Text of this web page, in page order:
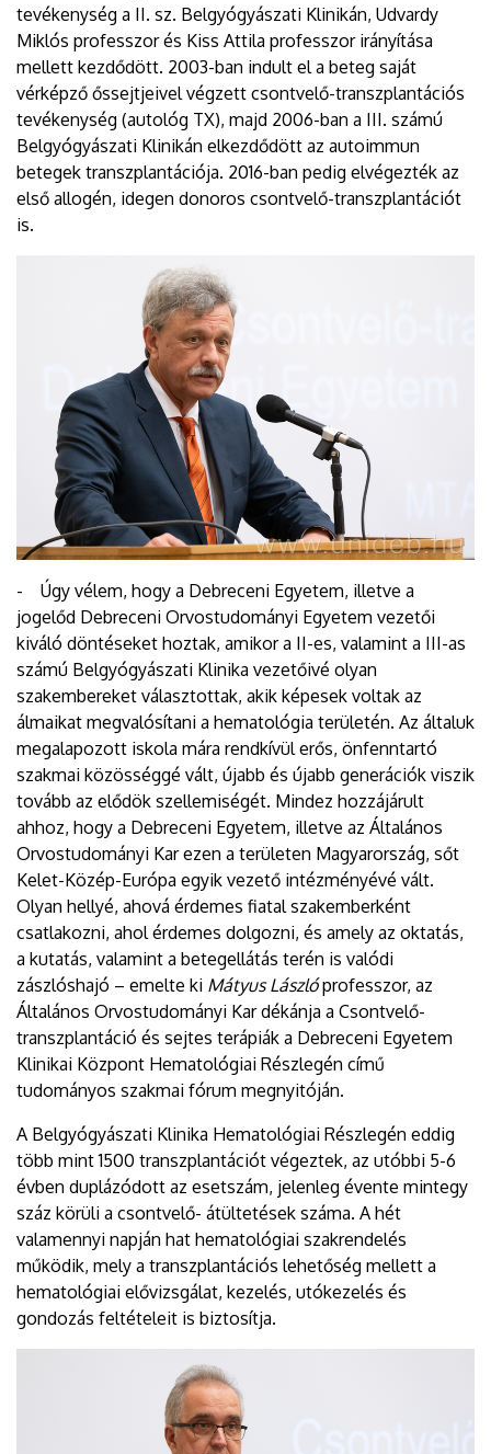
tevékenység a II. sz. Belgyógyászati Klinikán, Udvardy
Miklós professzor és Kiss Attila professzor irányítása
mellett kezdődött. 2003-ban indult el a beteg saját
vérképző őssejtjeivel végzett csontvelő-transzplantációs
tevékenység (autológ TX), majd 2006-ban a III. számú
Belgyógyászati Klinikán elkezdődött az autoimmun
betegek transzplantációja. 2016-ban pedig elvégezték az
első allogén, idegen donoros csontvelő-transzplantációt
is.
- Úgy vélem, hogy a Debreceni Egyetem, illetve a
jogelőd Debreceni Orvostudományi Egyetem vezetői
kiváló döntéseket hoztak, amikor a II-es, valamint a III-as
számú Belgyógyászati Klinika vezetőivé olyan
szakembereket választottak, akik képesek voltak az
álmaikat megvalósítani a hematológia területén. Az általuk
megalapozott iskola mára rendkívül erős, önfenntartó
szakmai közösséggé vált, újabb és újabb generációk viszik
tovább az elődök szellemiségét. Mindez hozzájárult
ahhoz, hogy a Debreceni Egyetem, illetve az Általános
Orvostudományi Kar ezen a területen Magyarország, sőt
Kelet-Közép-Európa egyik vezető intézményévé vált.
Olyan hellyé, ahová érdemes fiatal szakemberként
csatlakozni, ahol érdemes dolgozni, és amely az oktatás,
a kutatás, valamint a betegellátás terén is valódi
zászlóshajó – emelte ki Mátyus Lászlóprofesszor, az
Általános Orvostudományi Kar dékánja a Csontvelő-
transzplantáció és sejtes terápiák a Debreceni Egyetem
Klinikai Központ Hematológiai Részlegén című
tudományos szakmai fórum megnyitóján.
A Belgyógyászati Klinika Hematológiai Részlegén eddig
több mint 1500 transzplantációt végeztek, az utóbbi 5-6
évben duplázódott az esetszám, jelenleg évente mintegy
száz körüli a csontvelő- átültetések száma. A hét
valamennyi napján hat hematológiai szakrendelés
működik, mely a transzplantációs lehetőség mellett a
hematológiai elővizsgálat, kezelés, utókezelés és
gondozás feltételeit is biztosítja.